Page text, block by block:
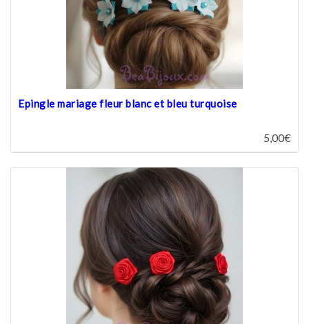
Epingle mariage fleur blanc et bleu turquoise
5,00€